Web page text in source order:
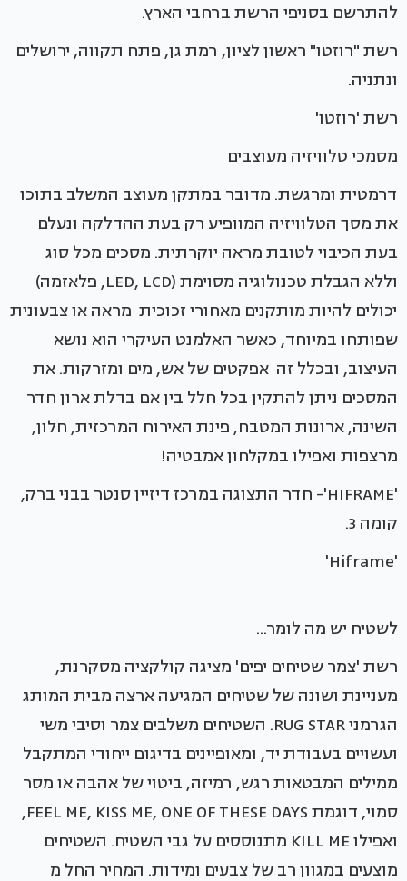
להתרשם בסניפי הרשת ברחבי הארץ.
רשת "רוזטו" ראשון לציון, רמת גן, פתח תקווה, ירושלים
ונתניה.
רשת 'רוזטו'
מסמכי טלוויזיה מעוצבים
דרמטית ומרגשת. מדובר במתקן מעוצב המשלב בתוכו
את מסך הטלוויזיה המוופיע רק בעת ההדלקה ונעלם
בעת הכיבוי לטובת מראה יוקרתית. מסכים מכל סוג
וללא הגבלת טכנולוגיה מסוימת (LED, LCD, פלאזמה)
יכולים להיות מותקנים מאחורי זכוכית מראה או צבעונית
שפותחו במיוחד, כאשר האלמנט העיקרי הוא נושא
העיצוב, ובכלל זה אפקטים של אש, מים ומזרקות. את
המסכים ניתן להתקין בכל חלל בין אם בדלת ארון חדר
השינה, ארונות המטבח, פינת האירוח המרכזית, חלון,
מרצפות ואפילו במקלחון אמבטיה!
'HIFRAME'- חדר התצוגה במרכז דיזיין סנטר בבני ברק,
קומה 3.
'Hiframe'
לשטיח יש מה לומר...
רשת 'צמר שטיחים יפים' מציגה קולקציה מסקרנת,
מעניינת ושונה של שטיחים המגיעה ארצה מבית המותג
הגרמני RUG STAR. השטיחים משלבים צמר וסיבי משי
ועשויים בעבודת יד, ומאופיינים בדיגום ייחודי המתקבל
ממילים המבטאות רגש, רמיזה, ביטוי של אהבה או מסר
סמוי, דוגמת FEEL ME, KISS ME, ONE OF THESE DAYS,
ואפילו KILL ME מתנוססים על גבי השטיח. השטיחים
מוצעים במגוון רב של צבעים ומידות. המחיר החל מ